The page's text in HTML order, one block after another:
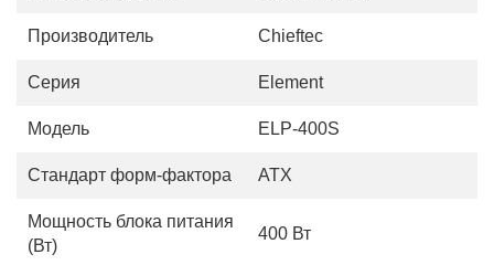
Производитель Chieftec
Серия Element
Модель ELP-400S
Стандарт форм-фактора АТХ
Мощность блока питания
(Вт)
400 Вт